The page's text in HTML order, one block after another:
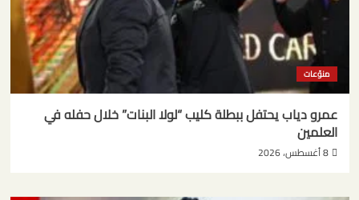
منوّعات
عمرو دياب يحتفل ببطلة كليب “لولا البنات” خلال حفله في
العلمين
8 أغسطس، 2026